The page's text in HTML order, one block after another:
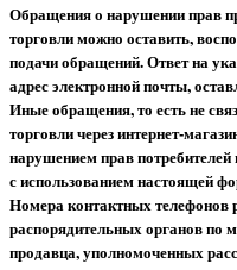
Обращения о нарушении прав
торговли можно оставить,
подачи обращений. Ответ на
адрес электронной почты,
Иные обращения, то есть не
торговли через интернет-
нарушением прав
с использованием настоящей
Номера контактных телефонов
распорядительных органов по
продавца, уполномоченных